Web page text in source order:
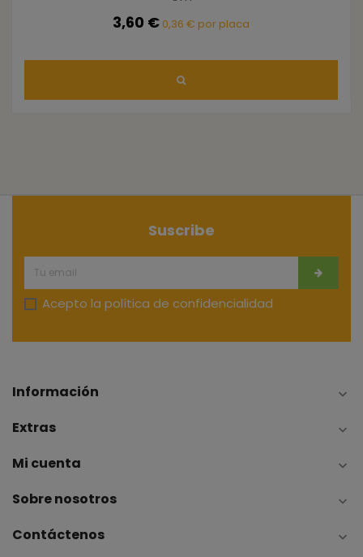
3,60 € 0,36 € por placa
Suscribe
Acepto la política de confidencialidad
Información 
Extras 
Mi cuenta 
Sobre nosotros 
Contáctenos 